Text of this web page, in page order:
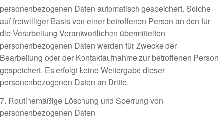
personenbezogenen Daten automatisch gespeichert. Solche
auf freiwilliger Basis von einer betroffenen Person an den für
die Verarbeitung Verantwortlichen übermittelten
personenbezogenen Daten werden für Zwecke der
Bearbeitung oder der Kontaktaufnahme zur betroffenen Person
gespeichert. Es erfolgt keine Weitergabe dieser
personenbezogenen Daten an Dritte.
7. Routinemäßige Löschung und Sperrung von
personenbezogenen Daten